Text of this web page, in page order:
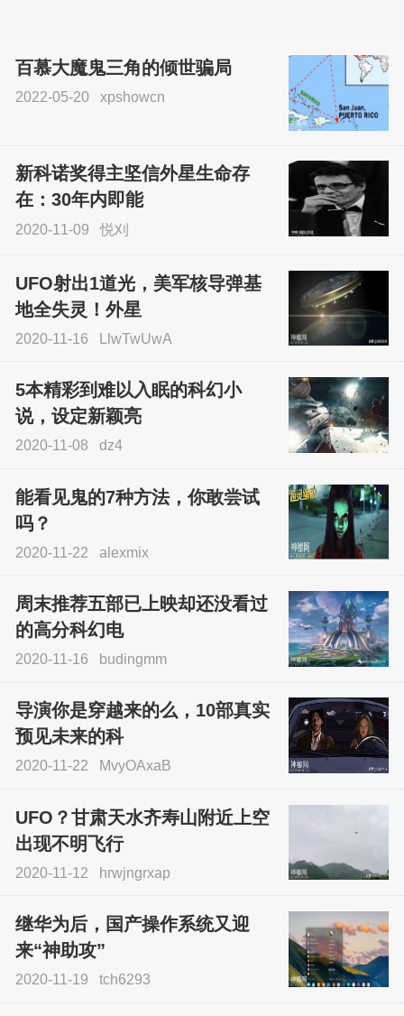
sskfn
百慕大魔鬼三角的倾世骗局
2022-05-20 xpshowcn
新科诺奖得主坚信外星生命存
在：30年内即能
2020-11-09 悦刈
UFO射出1道光，美军核导弹基
地全失灵！外星
2020-11-16 LlwTwUwA
5本精彩到难以入眠的科幻小
说，设定新颖亮
2020-11-08 dz4
能看见鬼的7种方法，你敢尝试
吗？
2020-11-22 alexmix
周末推荐五部已上映却还没看过
的高分科幻电
2020-11-16 budingmm
导演你是穿越来的么，10部真实
预见未来的科
2020-11-22 MvyOAxaB
UFO？甘肃天水齐寿山附近上空
出现不明飞行
2020-11-12 hrwjngrxap
继华为后，国产操作系统又迎
来“神助攻”
2020-11-19 tch6293